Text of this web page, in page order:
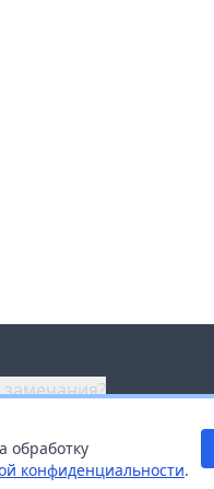
обработку
конфиденциальности.
замечания?
звонок